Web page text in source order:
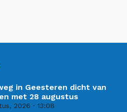
in Geesteren dicht van
met 28 augustus
2026 13:08